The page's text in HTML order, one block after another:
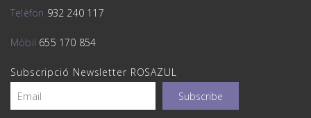
Telèfon 932 240 117
Mòbil 655 170 854
Subscripció Newsletter ROSAZUL